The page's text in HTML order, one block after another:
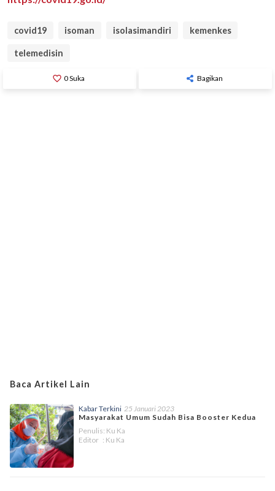
covid19 isoman isolasimandiri kemenkes
telemedisin
favorite_border 0Suka Bagikan
Baca Artikel Lain
Kabar Terkini 25 Januari 2023
Masyarakat Umum Sudah Bisa Booster Kedua
Penulis: Ku Ka
Editor : Ku Ka